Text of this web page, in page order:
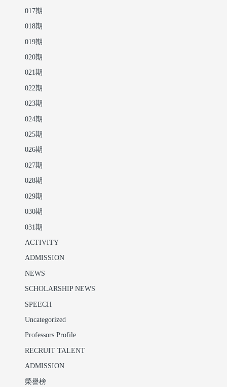
017期
018期
019期
020期
021期
022期
023期
024期
025期
026期
027期
028期
029期
030期
031期
ACTIVITY
ADMISSION
NEWS
SCHOLARSHIP NEWS
SPEECH
Uncategorized
Professors Profile
RECRUIT TALENT
ADMISSION
榮譽榜